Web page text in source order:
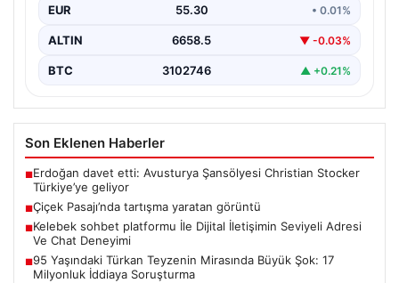
EUR 55.30 • 0.01%
ALTIN 6658.5 ▼ -0.03%
BTC 3102746 ▲ +0.21%
Son Eklenen Haberler
■Erdoğan davet etti: Avusturya Şansölyesi Christian Stocker
Türkiye’ye geliyor
■Çiçek Pasajı’nda tartışma yaratan görüntü
■Kelebek sohbet platformu İle Dijital İletişimin Seviyeli Adresi
Ve Chat Deneyimi
■95 Yaşındaki Türkan Teyzenin Mirasında Büyük Şok: 17
Milyonluk İddiaya Soruşturma